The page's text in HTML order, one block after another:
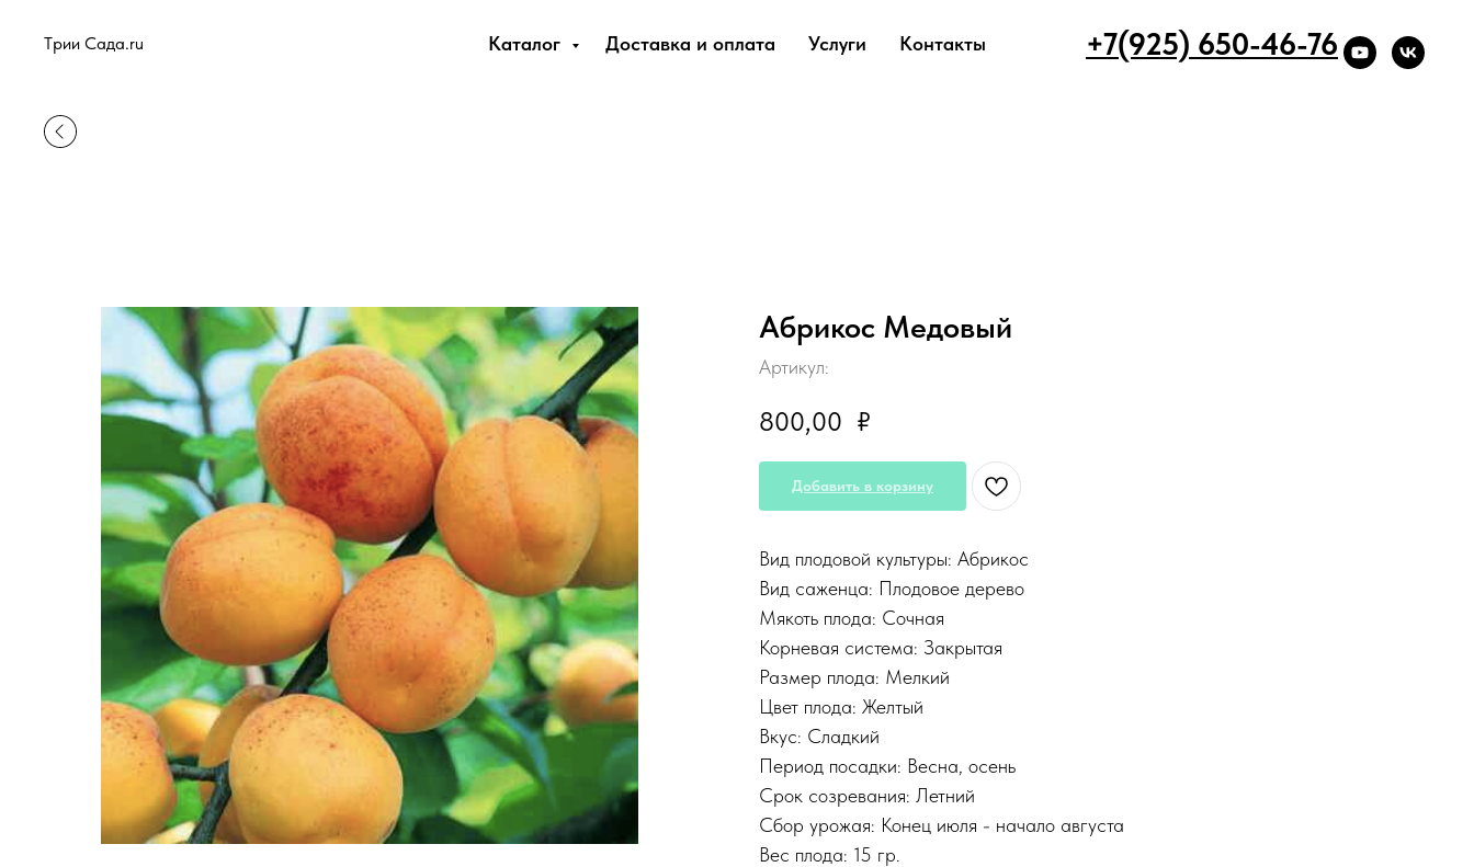
Tрии Сада.ru Каталог Доставка и оплата Услуги Контакты +7(925) 650-46-76
Абрикос Медовый
Артикул:
800,00 ₽
Добавить в корзину
Вид плодовой культуры: Абрикос
Вид саженца: Плодовое дерево
Мякоть плода: Сочная
Корневая система: Закрытая
Размер плода: Мелкий
Цвет плода: Желтый
Вкус: Сладкий
Период посадки: Весна, осень
Срок созревания: Летний
Сбор урожая: Конец июля - начало августа
Вес плода: 15 гр.